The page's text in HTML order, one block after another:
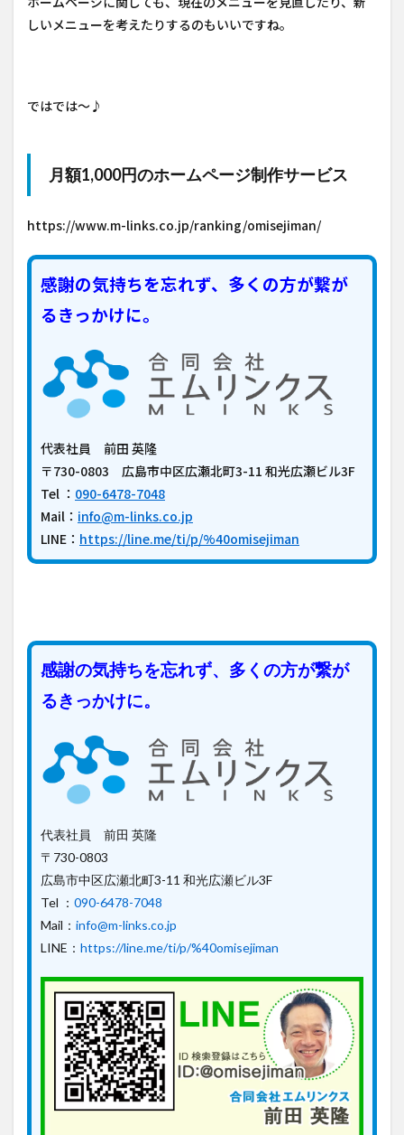
しいメニューを考えたりするのもいいですね。
ではでは～♪
月額1,000円のホームページ制作サービス
https://www.m-links.co.jp/ranking/omisejiman/
感謝の気持ちを忘れず、多くの方が繋が
るきっかけに。
代表社員 前田 英隆
〒730-0803 広島市中区広瀬北町3-11 和光広瀬ビル3F
Tel ： 090-6478-7048
Mail： info@m-links.co.jp
LINE： https://line.me/ti/p/%40omisejiman
感謝の気持ちを忘れず、多くの方が繋が
るきっかけに。
代表社員 前田 英隆
〒730-0803
広島市中区広瀬北町3-11 和光広瀬ビル3F
Tel ： 090-6478-7048
Mail： info@m-links.co.jp
LINE： https://line.me/ti/p/%40omisejiman